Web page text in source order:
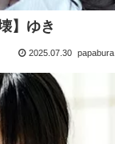
】ゆき
2025.07.30 papabura